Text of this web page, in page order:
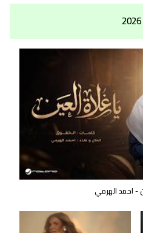
- احمد الهرمي